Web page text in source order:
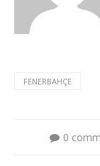
FENERBAHÇE
0